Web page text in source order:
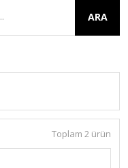
ARA
Toplam 2 ürün